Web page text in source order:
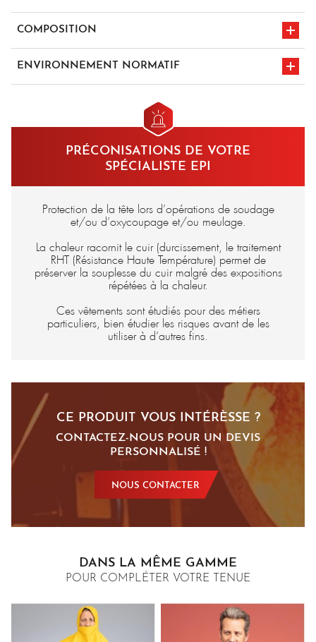
COMPOSITION
ENVIRONNEMENT NORMATIF
PRÉCONISATIONS DE VOTRE
SPÉCIALISTE EPI
Protection de la tête lors d’opérations de soudage
et/ou d’oxycoupage et/ou meulage.
La chaleur racornit le cuir (durcissement, le traitement
RHT (Résistance Haute Température) permet de
préserver la souplesse du cuir malgré des expositions
répétées à la chaleur.
Ces vêtements sont étudiés pour des métiers
particuliers, bien étudier les risques avant de les
utiliser à d’autres fins.
CE PRODUIT VOUS INTÉRÈSSE ?
CONTACTEZ-NOUS POUR UN DEVIS
PERSONNALISÉ !
NOUS CONTACTER
DANS LA MÊME GAMME
POUR COMPLÉTER VOTRE TENUE